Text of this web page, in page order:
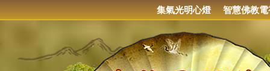
集氣光明心燈 智慧佛教電